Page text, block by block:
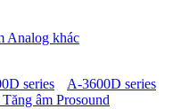
Analog khác
series
A-3600D series
âm Prosound